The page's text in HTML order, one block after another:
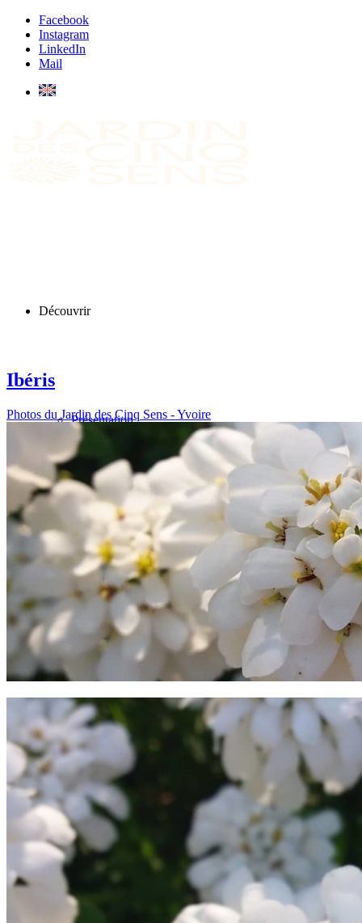
Facebook
Instagram
LinkedIn
Mail
Découvrir
Présentation
Informations pratiques
Billetterie
Individuels
Groupes
Ibéris
Photos du Jardin des Cinq Sens - Yvoire